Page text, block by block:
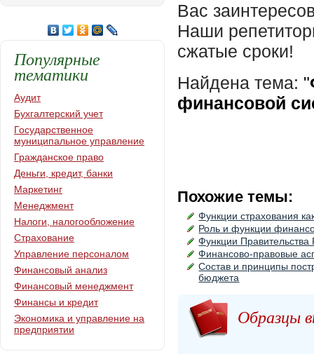
Вас
Наши
сжатые сроки!
Найдена тема: "
финансовой
Похожие темы:
Функции страхования
Роль и функции
Функции
Финансово-правовые
Состав и принципы
бюджета
Образцы
Популярные
тематики
Аудит
Бухгалтерский учет
Государственное
муниципальное управление
Гражданское право
Деньги, кредит, банки
Маркетинг
Менеджмент
Налоги, налогообложение
Страхование
Управление персоналом
Финансовый анализ
Финансовый менеджмент
Финансы и кредит
Экономика и управление на
предприятии